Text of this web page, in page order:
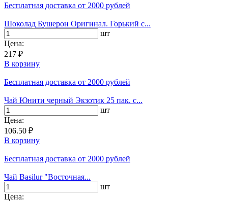
Бесплатная доставка от 2000 рублей
Шоколад Бушерон Оригинал. Горький с...
шт
Цена:
217 ₽
В корзину
Бесплатная доставка от 2000 рублей
Чай Юнити черный Экзотик 25 пак. с...
шт
Цена:
106.50 ₽
В корзину
Бесплатная доставка от 2000 рублей
Чай Basilur "Восточная...
шт
Цена: